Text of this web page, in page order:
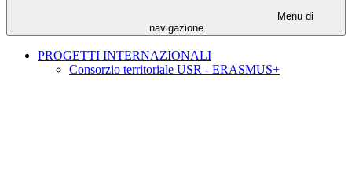
Menu di
navigazione
PROGETTI INTERNAZIONALI
Consorzio territoriale USR - ERASMUS+